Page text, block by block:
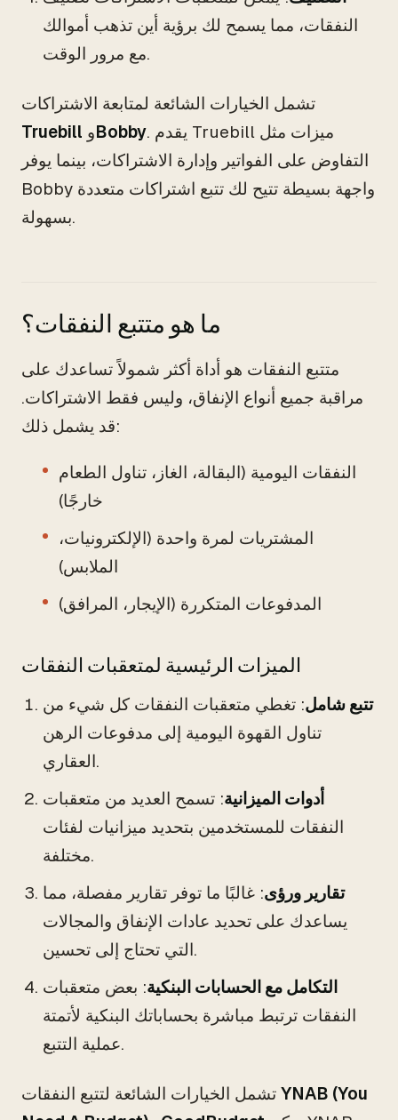
النفقات، مما يسمح لك برؤية أين تذهب أموالك
مع مرور الوقت.
تشمل الخيارات الشائعة لمتابعة الاشتراكات
Truebill وBobby. يقدم Truebill ميزات مثل
التفاوض على الفواتير وإدارة الاشتراكات، بينما يوفر
Bobby واجهة بسيطة تتيح لك تتبع اشتراكات متعددة
بسهولة.
ما هو متتبع النفقات؟
متتبع النفقات هو أداة أكثر شمولاً تساعدك على
مراقبة جميع أنواع الإنفاق، وليس فقط الاشتراكات.
قد يشمل ذلك:
النفقات اليومية (البقالة، الغاز، تناول الطعام
خارجًا)
المشتريات لمرة واحدة (الإلكترونيات،
الملابس)
المدفوعات المتكررة (الإيجار، المرافق)
الميزات الرئيسية لمتعقبات النفقات
تتبع شامل: تغطي متعقبات النفقات كل شيء من
تناول القهوة اليومية إلى مدفوعات الرهن
العقاري.
أدوات الميزانية: تسمح العديد من متعقبات
النفقات للمستخدمين بتحديد ميزانيات لفئات
مختلفة.
تقارير ورؤى: غالبًا ما توفر تقارير مفصلة، مما
يساعدك على تحديد عادات الإنفاق والمجالات
التي تحتاج إلى تحسين.
التكامل مع الحسابات البنكية: بعض متعقبات
النفقات ترتبط مباشرة بحساباتك البنكية لأتمتة
عملية التتبع.
YNAB (You